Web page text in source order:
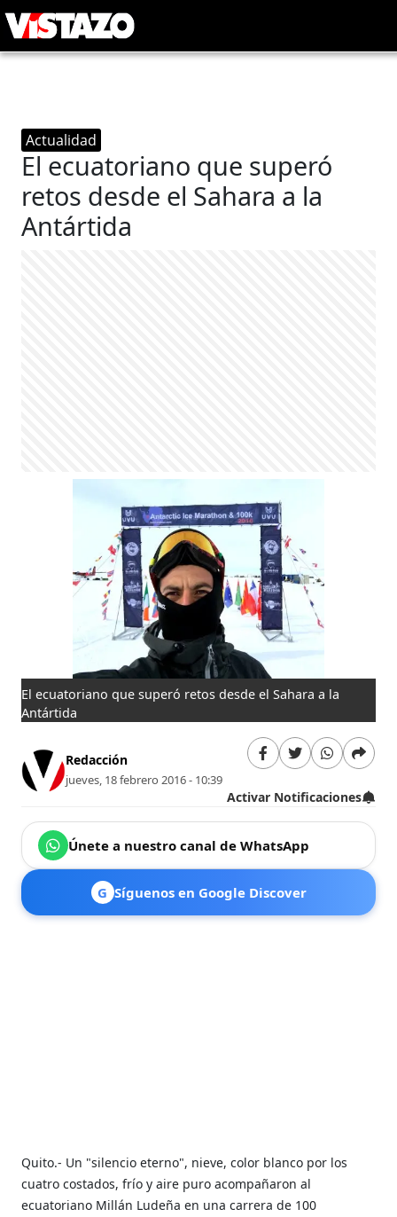
Actualidad
El ecuatoriano que superó
retos desde el Sahara a la
Antártida
El ecuatoriano que superó retos desde el Sahara a la
Antártida
Redacción
jueves, 18 febrero 2016 - 10:39
Activar Notificaciones
Únete a nuestro canal de WhatsApp
G Síguenos en Google Discover
Quito.- Un "silencio eterno", nieve, color blanco por los
cuatro costados, frío y aire puro acompañaron al
ecuatoriano Millán Ludeña en una carrera de 100